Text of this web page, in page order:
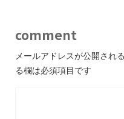
comment
メールアドレスが公開され
る欄は必須項目です